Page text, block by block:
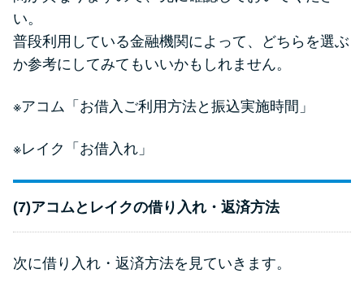
い。
普段利用している金融機関によって、どちらを選ぶ
か参考にしてみてもいいかもしれません。
※アコム 「お借入ご利用方法と振込実施時間」
※レイク 「お借入れ」
(7)アコムとレイクの借り入れ・返済方法
次に借り入れ・返済方法を見ていきます。